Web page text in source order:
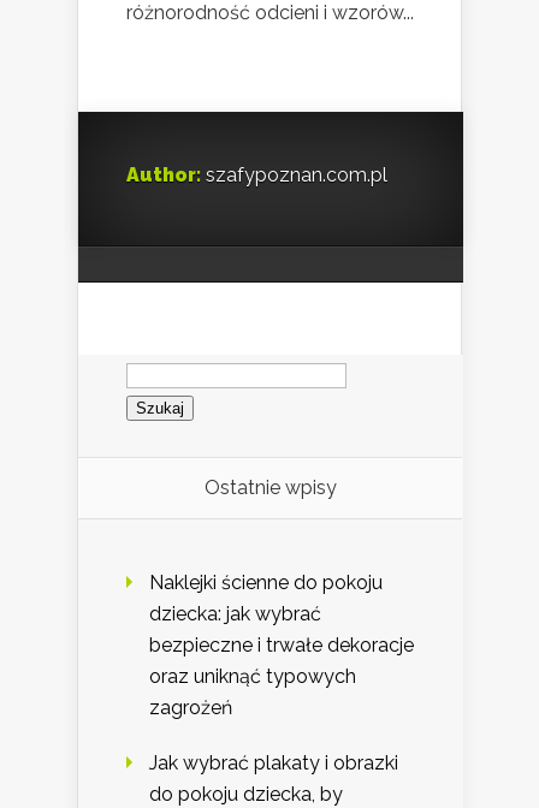
różnorodność odcieni i wzorów...
Author: szafypoznan.com.pl
Szukaj:
Ostatnie wpisy
Naklejki ścienne do pokoju
dziecka: jak wybrać
bezpieczne i trwałe dekoracje
oraz uniknąć typowych
zagrożeń
Jak wybrać plakaty i obrazki
do pokoju dziecka, by